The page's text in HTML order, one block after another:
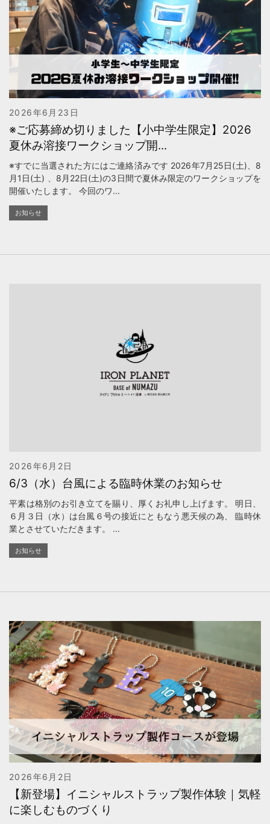
2026年6月23日
※ご応募締め切りました【小中学生限定】2026
夏休み溶接ワークショップ開...
※すでに当選された方にはご連絡済みです 2026年7月25日(土)、8
月1日(土) 、8月22日(土)の3日間で夏休み限定のワークショップを
開催いたします。 今回のワ...
お知らせ
2026年6月2日
6/3（水）台風による臨時休業のお知らせ
平素は格別のお引き立てを賜り、厚くお礼申し上げます。 明日、
６月３日（水）は台風６号の接近にともなう悪天候の為、 臨時休
業とさせていただきます。 ...
お知らせ
2026年6月2日
【新登場】イニシャルストラップ製作体験｜気軽
に楽しむものづくり